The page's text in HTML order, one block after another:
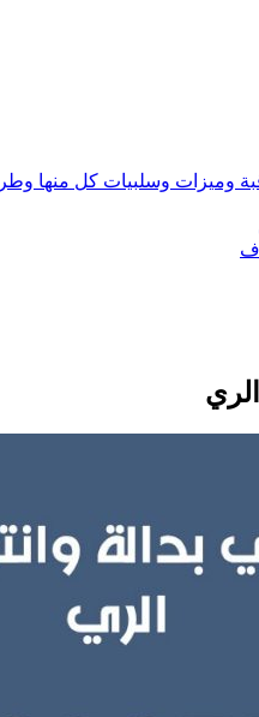
وميزات وسلبيات كل منها